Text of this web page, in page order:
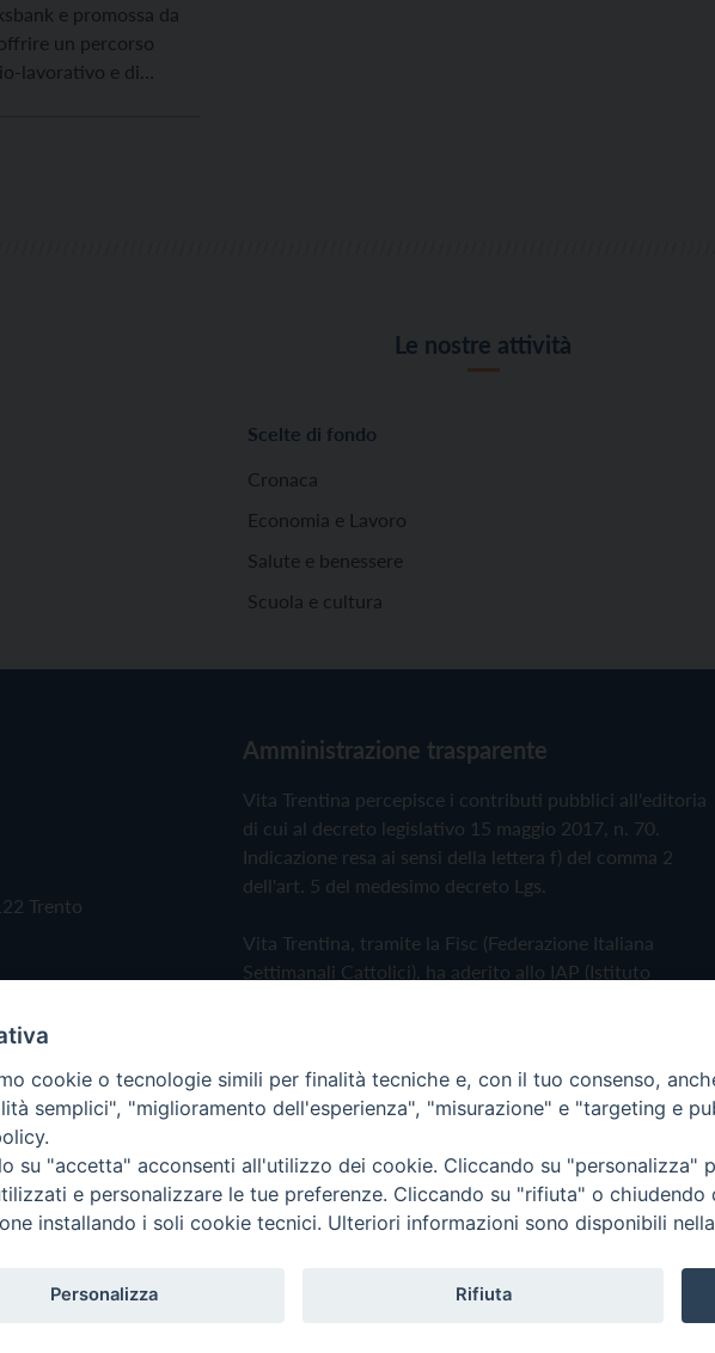
e promossa da
un percorso
lavorativo e di
Le nostre attività
Scelte di fondo
Cronaca
Economia e Lavoro
Salute e benessere
Scuola e cultura
Trento
Amministrazione trasparente
Vita Trentina percepisce i contributi pubblici all'editoria
di cui al decreto legislativo 15 maggio 2017, n. 70.
Indicazione resa ai sensi della lettera f) del comma 2
dell'art. 5 del medesimo decreto Lgs.
Vita Trentina, tramite la Fisc (Federazione Italiana
Settimanali Cattolici), ha aderito allo IAP (Istituto
Privacy Policy Cookie Policy
riservati - Vita Trentina Editrice
cookie o tecnologie simili per finalità tecniche e, con il tuo consenso,
semplici", "miglioramento dell'esperienza", "misurazione" e "targeting e
su "accetta" acconsenti all'utilizzo dei cookie. Cliccando su "personalizza"
e personalizzare le tue preferenze. Cliccando su "rifiuta" o chiudendo
installando i soli cookie tecnici. Ulteriori informazioni sono disponibili nella
Personalizza Rifiuta